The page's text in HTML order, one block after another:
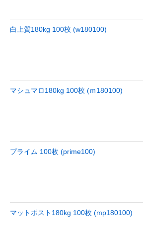
白上質180kg 100枚 (w180100)
マシュマロ180kg 100枚 (ｍ180100)
プライム 100枚 (prime100)
マットポスト180kg 100枚 (mp180100)